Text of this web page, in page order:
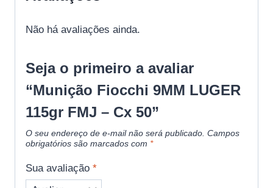
Não há avaliações ainda.
Seja o primeiro a avaliar
“Munição Fiocchi 9MM LUGER
115gr FMJ – Cx 50”
O seu endereço de e-mail não será publicado. Campos
obrigatórios são marcados com *
Sua avaliação *